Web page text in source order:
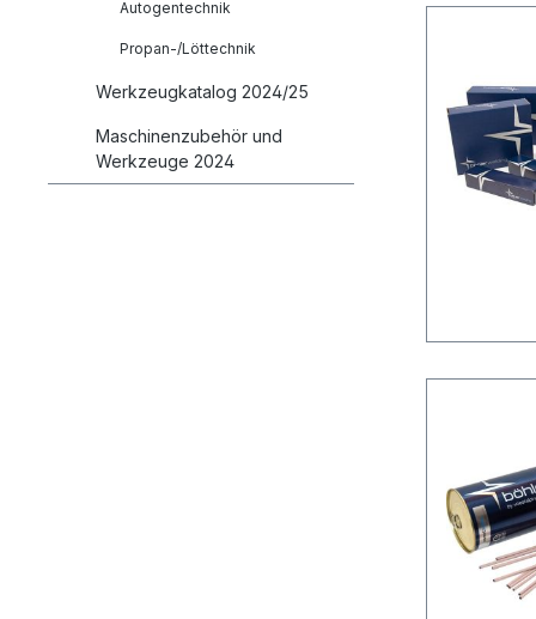
Autogentechnik
Propan-/Löttechnik
Werkzeugkatalog 2024/25
Maschinenzubehör und
Werkzeuge 2024